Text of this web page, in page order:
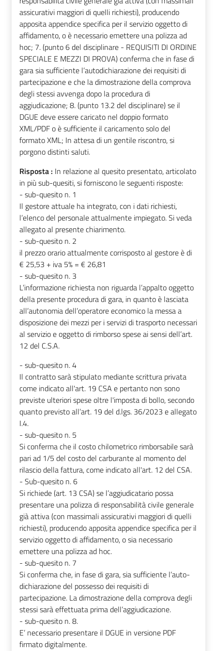
assicurativi maggiori di quelli richiesti), producendo
apposita appendice specifica per il servizio oggetto di
affidamento, o è necessario emettere una polizza ad
hoc; 7. (punto 6 del disciplinare - REQUISITI DI ORDINE
SPECIALE E MEZZI DI PROVA) conferma che in fase di
gara sia sufficiente l’autodichiarazione dei requisiti di
partecipazione e che la dimostrazione della comprova
degli stessi avvenga dopo la procedura di
aggiudicazione; 8. (punto 13.2 del disciplinare) se il
DGUE deve essere caricato nel doppio formato
XML/PDF o è sufficiente il caricamento solo del
formato XML; In attesa di un gentile riscontro, si
porgono distinti saluti.
Risposta : In relazione al quesito presentato, articolato
in più sub-quesiti, si forniscono le seguenti risposte:
- sub-quesito n. 1
Il gestore attuale ha integrato, con i dati richiesti,
l’elenco del personale attualmente impiegato. Si veda
allegato al presente chiarimento.
- sub-quesito n. 2
il prezzo orario attualmente corrisposto al gestore è di
€ 25,53 + iva 5% = € 26,81
- sub-quesito n. 3
L’informazione richiesta non riguarda l’appalto oggetto
della presente procedura di gara, in quanto è lasciata
all’autonomia dell’operatore economico la messa a
disposizione dei mezzi per i servizi di trasporto necessari
al servizio e oggetto di rimborso spese ai sensi dell’art.
12 del C.S.A.
- sub-quesito n. 4
Il contratto sarà stipulato mediante scrittura privata
come indicato all'art. 19 CSA e pertanto non sono
previste ulteriori spese oltre l'imposta di bollo, secondo
quanto previsto all’art. 19 del d.lgs. 36/2023 e allegato
I.4.
- sub-quesito n. 5
Si conferma che il costo chilometrico rimborsabile sarà
pari ad 1/5 del costo del carburante al momento del
rilascio della fattura, come indicato all'art. 12 del CSA.
- Sub-quesito n. 6
Si richiede (art. 13 CSA) se l’aggiudicatario possa
presentare una polizza di responsabilità civile generale
già attiva (con massimali assicurativi maggiori di quelli
richiesti), producendo apposita appendice specifica per il
servizio oggetto di affidamento, o sia necessario
emettere una polizza ad hoc.
- sub-quesito n. 7
Si conferma che, in fase di gara, sia sufficiente l’auto-
dichiarazione del possesso dei requisiti di
partecipazione. La dimostrazione della comprova degli
stessi sarà effettuata prima dell’aggiudicazione.
- sub-quesito n. 8.
E’ necessario presentare il DGUE in versione PDF
firmato digitalmente.